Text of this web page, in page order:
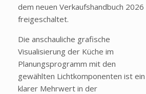
dem neuen Verkaufshandbuch 2026
freigeschaltet.
Die anschauliche grafische
Visualisierung der Küche im
Planungsprogramm mit den
gewählten Lichtkomponenten ist ein
klarer Mehrwert in der